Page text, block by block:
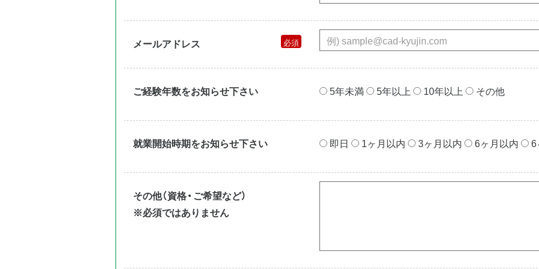
メールアドレス
ご経験年数をお知らせ下さい 5年未満 5年以上 10年以上 その他
就業開始時期をお知らせ下さい 即⽇ 1ヶ⽉以内 3ヶ⽉以内 6ヶ⽉以内
その他（資格・ご希望など）
※必須ではありません